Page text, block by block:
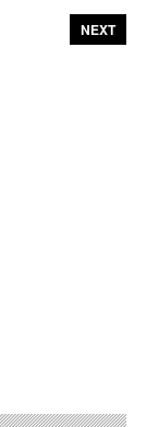
NEXT